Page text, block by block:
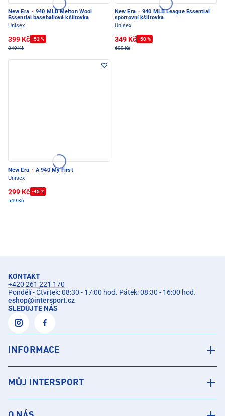
New Era · 940 MLB Melton Wool
Essential baseballová kšiltovka
Unisex
399 Kč -53 %
849 Kč
New Era · 940 MLB League Essential
sportovní kšiltovka
Unisex
349 Kč -50 %
699 Kč
New Era · A 940 My First
Unisex
299 Kč -45 %
549 Kč
KONTAKT
+420 261 221 170
Pondělí - Čtvrtek: 08:30 - 17:00 hod. Pátek: 08:30 - 16:00 hod.
eshop@intersport.cz
SLEDUJTE NÁS
INFORMACE
MŮJ INTERSPORT